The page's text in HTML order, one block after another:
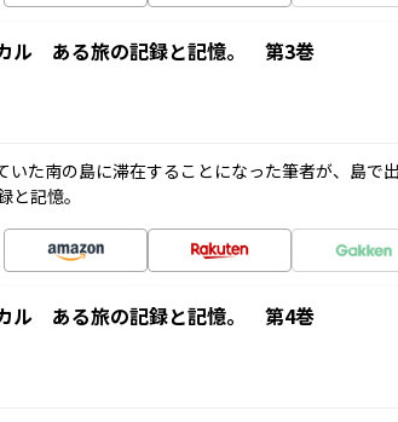
ル ある旅の記録と記憶。 第3巻
いた南の島に滞在することになった筆者が、島で
と記憶。
ル ある旅の記録と記憶。 第4巻